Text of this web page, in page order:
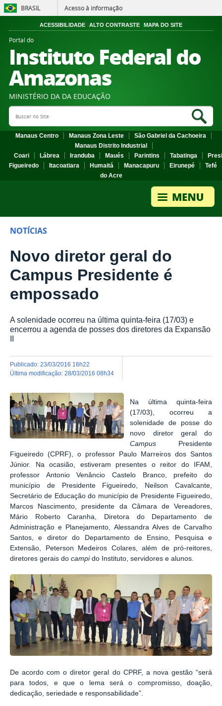
BRASIL Acesso à informação
ACESSIBILIDADE ALTO CONTRASTE MAPA DO SITE
Portal do
Instituto Federal do
Amazonas
MINISTÉRIO DA DA EDUCAÇÃO
Search Site
Manaus Centro Manaus Zona Leste
São Gabriel da Cachoeira
Manaus Distrito Industrial
Coari
Lábrea Iranduba Maués Parintins Tabatinga
Figueiredo
Itacoatiara Humaitá Manacapuru Eirunepé
Tefé
do Acre
NOTÍCIAS
Novo diretor geral do
Campus Presidente é
empossado
A solenidade ocorreu na última quinta-feira (17/03) e
encerrou a agenda de posses dos diretores da Expansão
publicado: 23/03/2016 16h22
última modificação: 28/03/2016 08h34
Na última quinta-feira
(17/03), ocorreu a
solenidade de posse do
novo diretor geral do
Campus
Presidente
Figueiredo (CPRF), o professor Paulo Marreiros dos Santos
Júnior. Na ocasião, estiveram presentes o reitor do IFAM,
professor Antonio Venâncio Castelo Branco, prefeito do
município de Presidente Figueiredo, Neilson Cavalcante,
Secretário de Educação do município de Presidente Figueiredo,
Marcos Nascimento, presidente da Câmara de Vereadores,
Mário Roberto Caranha, Diretora do Departamento de
Administração e Planejamento, Alessandra Alves de Carvalho
Santos, e diretor do Departamento de Ensino, Pesquisa e
Extensão, Peterson Medeiros Colares, além de pró-reitores,
diretores gerais do campido Instituto, servidores e alunos.
De acordo com o diretor geral do CPRF, a nova gestão “será
para todos, e que o lema será o compromisso, doação,
dedicação, seriedade e responsabilidade”.